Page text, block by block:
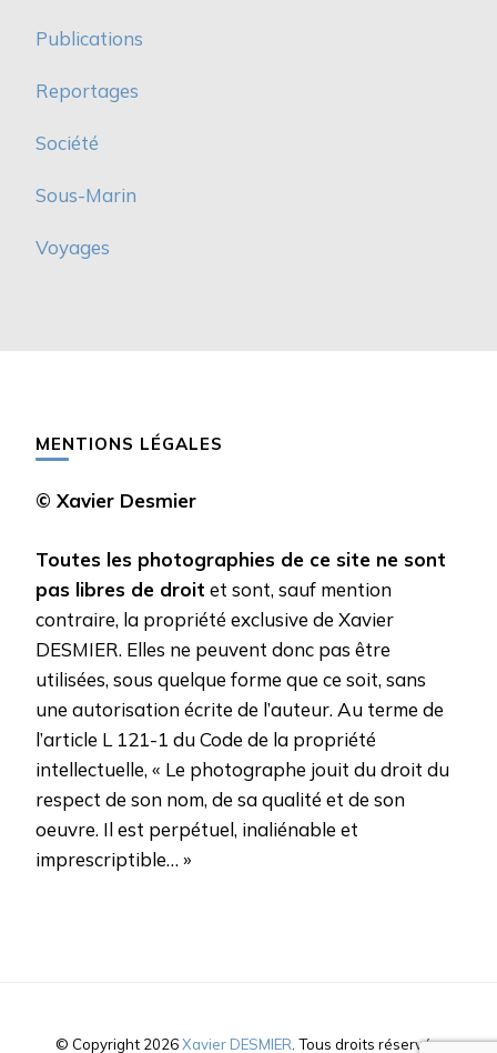
Publications
Reportages
Société
Sous-Marin
Voyages
MENTIONS LÉGALES
© Xavier Desmier
Toutes les photographies de ce site ne sont
pas libres de droit et sont, sauf mention
contraire, la propriété exclusive de Xavier
DESMIER. Elles ne peuvent donc pas être
utilisées, sous quelque forme que ce soit, sans
une autorisation écrite de l’auteur. Au terme de
l’article L 121-1 du Code de la propriété
intellectuelle, « Le photographe jouit du droit du
respect de son nom, de sa qualité et de son
oeuvre. Il est perpétuel, inaliénable et
imprescriptible… »
© Copyright 2026Xavier DESMIER. Tous droits réservés.